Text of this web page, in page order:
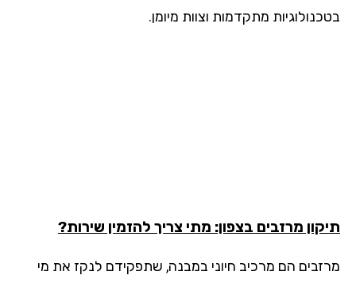
מתקדמות וצוות מיומן.
מרזבים בצפון: מתי צריך להזמין שירות?
הם מרכיב חיוני במבנה, שתפקידם לנקז את מי